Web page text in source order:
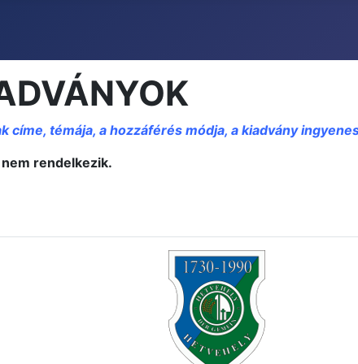
címe, témája, a hozzáférés módja, a kiadvány
rendelkezik.
JAVASLATOK